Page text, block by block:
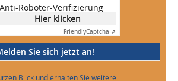
Anti-Roboter-Verifizierung
Hier klicken
FriendlyCaptcha ⇗
Sie sich jetzt an!
Blick und erhalten Sie weitere